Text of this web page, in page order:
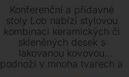
Konferenční a přídavné
stoly Lob nabízí stylovou
kombinaci keramických či
skleněných desek s
lakovanou kovovou
podnoží v mnoha tvarech a